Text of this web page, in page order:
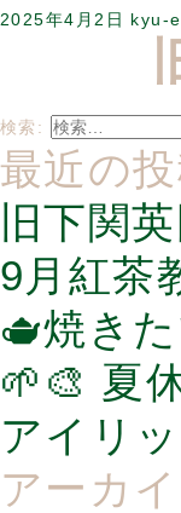
2025年4月2日 kyu-
検索:
最近の
旧下関
9月紅茶
🫖焼き
🌱🎨 夏
アイリ
アーカ